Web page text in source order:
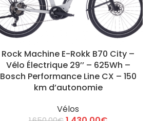
Rock Machine E-Rokk B70 City –
Vélo Électrique 29’’ – 625Wh –
Bosch Performance Line CX – 150
km d’autonomie
Vélos